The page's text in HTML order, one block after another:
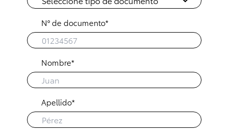
N° de documento*
Nombre*
Apellido*